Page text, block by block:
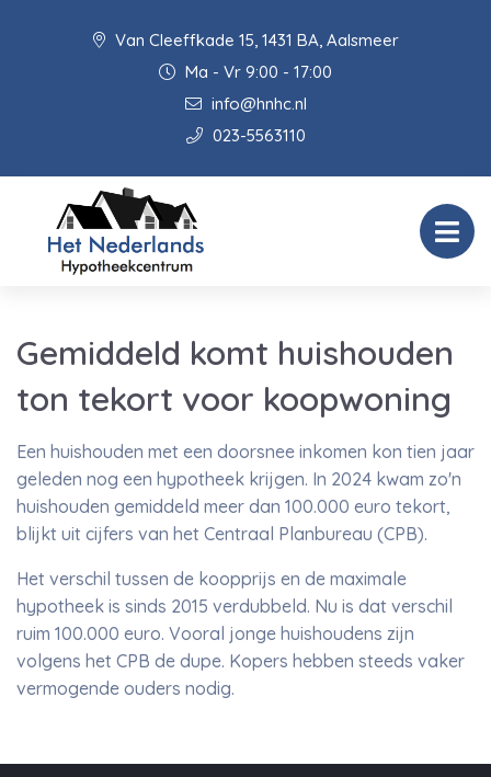
Van Cleeffkade 15, 1431 BA, Aalsmeer
Ma - Vr 9:00 - 17:00
info@hnhc.nl
023-5563110
Gemiddeld komt huishouden
ton tekort voor koopwoning
Een huishouden met een doorsnee inkomen kon tien jaar
geleden nog een hypotheek krijgen. In 2024 kwam zo'n
huishouden gemiddeld meer dan 100.000 euro tekort,
blijkt uit cijfers van het Centraal Planbureau (CPB).
Het verschil tussen de koopprijs en de maximale
hypotheek is sinds 2015 verdubbeld. Nu is dat verschil
ruim 100.000 euro. Vooral jonge huishoudens zijn
volgens het CPB de dupe. Kopers hebben steeds vaker
vermogende ouders nodig.